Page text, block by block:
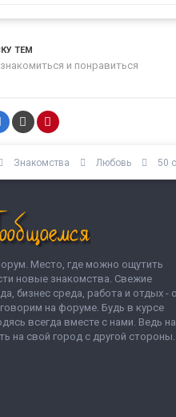
ТЕМ
и понравиться
Знакомства Любовь 50
Место, где можно ощутить
новые знакомства. Свежие
бизнес среда, работа и отдых -
на форуме. Будь в курсе
всегда вместе с нами. Ведь
на свой город с другой стороны.